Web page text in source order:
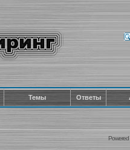
Темы Ответы